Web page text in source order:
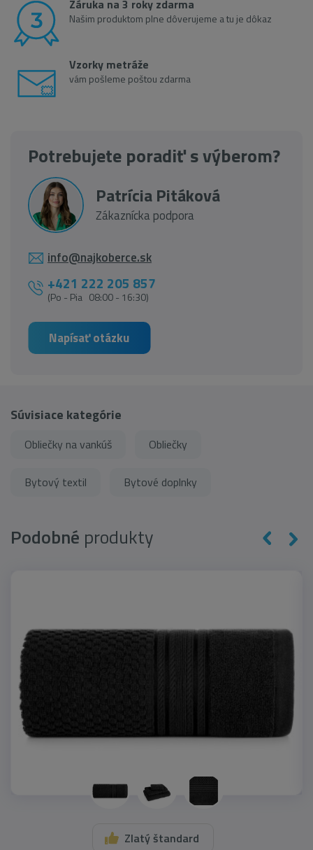
Záruka na 3 roky zdarma
Našim produktom plne dôverujeme a tu je dôkaz
Vzorky metráže
vám pošleme poštou zdarma
Potrebujete poradiť s výberom?
Patrícia Pitáková
Zákaznícka podpora
info@najkoberce.sk
+421 222 205 857
(Po - Pia 08:00 - 16:30)
Napísať otázku
Súvisiace kategórie
Obliečky na vankúš Obliečky
Bytový textil Bytové doplnky
Podobné produkty
Zlatý štandard